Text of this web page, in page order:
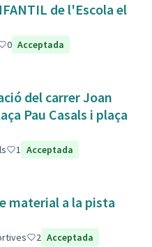
de l'Escola el
0 Acceptada
del carrer Joan
Pau Casals i plaça
1 Acceptada
material a la pista
2 Acceptada